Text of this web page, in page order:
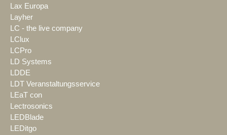
Lax Europa
Layher
LC - the live company
LClux
LCPro
LD Systems
LDDE
LDT Veranstaltungsservice
LEaT con
Lectrosonics
LEDBlade
LEDitgo